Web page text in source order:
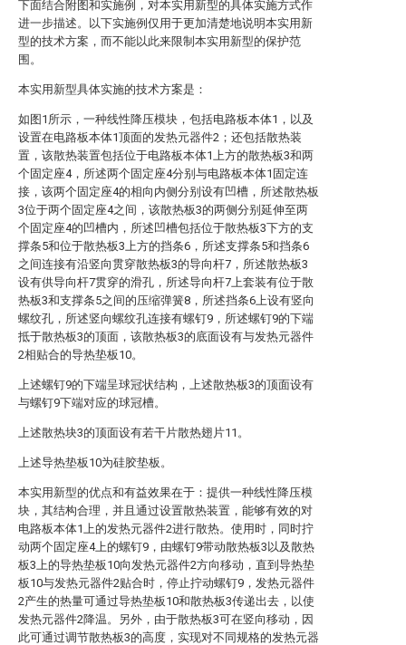
下面结合附图和实施例，对本实用新型的具体实施方式作
进一步描述。以下实施例仅用于更加清楚地说明本实用新
型的技术方案，而不能以此来限制本实用新型的保护范
围。
本实用新型具体实施的技术方案是：
如图1所示，一种线性降压模块，包括电路板本体1，以及
设置在电路板本体1顶面的发热元器件2；还包括散热装
置，该散热装置包括位于电路板本体1上方的散热板3和两
个固定座4，所述两个固定座4分别与电路板本体1固定连
接，该两个固定座4的相向内侧分别设有凹槽，所述散热板
3位于两个固定座4之间，该散热板3的两侧分别延伸至两
个固定座4的凹槽内，所述凹槽包括位于散热板3下方的支
撑条5和位于散热板3上方的挡条6，所述支撑条5和挡条6
之间连接有沿竖向贯穿散热板3的导向杆7，所述散热板3
设有供导向杆7贯穿的滑孔，所述导向杆7上套装有位于散
热板3和支撑条5之间的压缩弹簧8，所述挡条6上设有竖向
螺纹孔，所述竖向螺纹孔连接有螺钉9，所述螺钉9的下端
抵于散热板3的顶面，该散热板3的底面设有与发热元器件
2相贴合的导热垫板10。
上述螺钉9的下端呈球冠状结构，上述散热板3的顶面设有
与螺钉9下端对应的球冠槽。
上述散热块3的顶面设有若干片散热翅片11。
上述导热垫板10为硅胶垫板。
本实用新型的优点和有益效果在于：提供一种线性降压模
块，其结构合理，并且通过设置散热装置，能够有效的对
电路板本体1上的发热元器件2进行散热。使用时，同时拧
动两个固定座4上的螺钉9，由螺钉9带动散热板3以及散热
板3上的导热垫板10向发热元器件2方向移动，直到导热垫
板10与发热元器件2贴合时，停止拧动螺钉9，发热元器件
2产生的热量可通过导热垫板10和散热板3传递出去，以使
发热元器件2降温。另外，由于散热板3可在竖向移动，因
此可通过调节散热板3的高度，实现对不同规格的发热元器